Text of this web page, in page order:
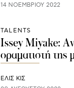
14 ΝΟΕΜΒΡΊΟΥ 2022
TALENTS
Issey Miyake:
οραματιστή της
ΕΛΙΣ ΚΙΣ